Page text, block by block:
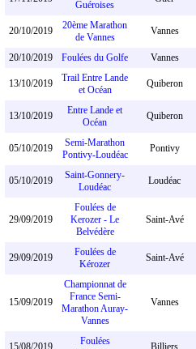
Guéroises
20/10/2019
20ème Marathon
de Vannes
Vannes
20/10/2019
Foulées du Golfe Vannes
13/10/2019
Trail Entre Lande
et Océan
Quiberon
13/10/2019
Entre Lande et
Océan
Quiberon
05/10/2019
Semi-Marathon
Pontivy-Loudéac
Pontivy
05/10/2019
Saint-Gonnery-
Loudéac
Loudéac
29/09/2019
Foulées de
Kerozer - Le
Belvédère
Saint-Avé
29/09/2019
Foulées de
Kérozer
Saint-Avé
15/09/2019
Championnat de
France Semi-
Marathon Auray-
Vannes
Vannes
15/08/2019
Foulées
Billiers